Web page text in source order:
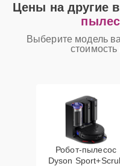
Цены на другие
Выберите модель
Робот-пылесос
Dyson